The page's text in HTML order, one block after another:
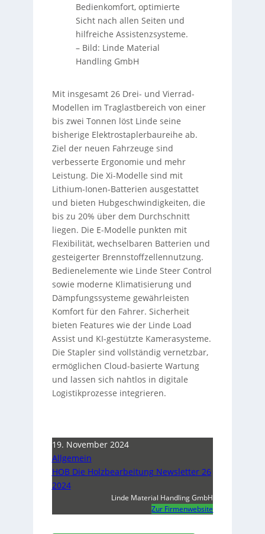
Bedienkomfort, optimierte
Sicht nach allen Seiten und
hilfreiche Assistenzsysteme.
– Bild: Linde Material
Handling GmbH
Mit insgesamt 26 Drei- und Vierrad-
Modellen im Traglastbereich von einer
bis zwei Tonnen löst Linde seine
bisherige Elektrostaplerbaureihe ab.
Ziel der neuen Fahrzeuge sind
verbesserte Ergonomie und mehr
Leistung. Die Xi-Modelle sind mit
Lithium-Ionen-Batterien ausgestattet
und bieten Hubgeschwindigkeiten, die
bis zu 20% über dem Durchschnitt
liegen. Die E-Modelle punkten mit
Flexibilität, wechselbaren Batterien und
gesteigerter Brennstoffzellennutzung.
Bedienelemente wie Linde Steer Control
sowie moderne Klimatisierung und
Dämpfungssysteme gewährleisten
Komfort für den Fahrer. Sicherheit
bieten Features wie der Linde Load
Assist und KI-gestützte Kamerasysteme.
Die Stapler sind vollständig vernetzbar,
ermöglichen Cloud-basierte Wartung
und lassen sich nahtlos in digitale
Logistikprozesse integrieren.
19. November 2024
Allgemein
HOB Die Holzbearbeitung Newsletter 26
2024
Linde Material Handling GmbH
Zur Firmenwebsite